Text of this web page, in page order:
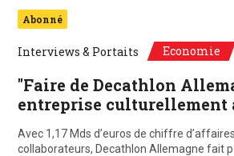
Abonné
Interviews & Portaits Economie
"Faire de Decathlon
entreprise culturellement
Avec 1,17 Mds d’euros de chiffre
collaborateurs, Decathlon Allemagne fait